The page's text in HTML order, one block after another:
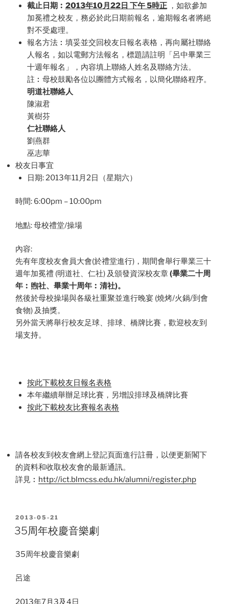
截止日期︰ 2013年10月22日 下午 5時正，如欲參加
加冕禮之校友，務必於此日期前報名，逾期報名者將絕
對不受處理。
報名方法︰填妥並交回校友日報名表格，再向屬社聯絡
人報名，如以電郵方法報名，標題請註明「呂中畢業三
十週年報名」，內容填上聯絡人姓名及聯絡方法。
註︰母校鼓勵各位以團體方式報名，以簡化聯絡程序。
明道社聯絡人
陳淑君
黃樹芬
仁社聯絡人
劉燕群
巫志華
校友日事宜
日期: 2013年11月2日（星期六）
時間: 6:00pm – 10:00pm
地點: 母校禮堂/操場
內容:
先有年度校友會員大會(於禮堂進行)，期間會舉行畢業三十
週年加冕禮 (明道社、仁社) 及頒發資深校友章(畢業二十周
年︰煦社、畢業十周年︰清社)。
然後於母校操場與各級社重聚並進行晚宴 (燒烤/火鍋/到會
食物) 及抽獎。
另外當天將舉行校友足球、排球、橋牌比賽，歡迎校友到
場支持。
按此下載校友日報名表格
本年繼續舉辦足球比賽，另增設排球及橋牌比賽
按此下載校友比賽報名表格
請各校友到校友會網上登記頁面進行註冊，以便更新閣下
的資料和收取校友會的最新通訊。
詳見︰ http://ict.blmcss.edu.hk/alumni/register.php
POSTED
ON
2013-05-21
35周年校慶音樂劇
35周年校慶音樂劇
呂途
2013年7月3及4日